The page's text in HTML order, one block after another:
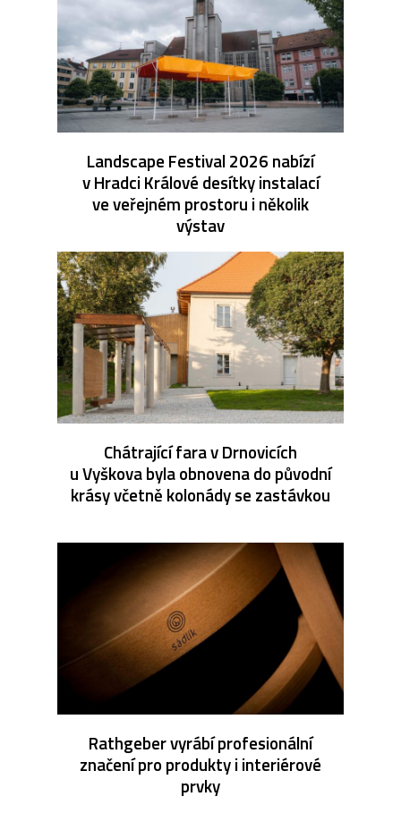
Landscape Festival 2026 nabízí
v Hradci Králové desítky instalací
ve veřejném prostoru i několik
výstav
Chátrající fara v Drnovicích
u Vyškova byla obnovena do původní
krásy včetně kolonády se zastávkou
Rathgeber vyrábí profesionální
značení pro produkty i interiérové
prvky